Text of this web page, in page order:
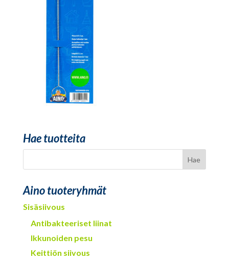
Hae tuotteita
Aino tuoteryhmät
Sisäsiivous
Antibakteeriset liinat
Ikkunoiden pesu
Keittiön siivous